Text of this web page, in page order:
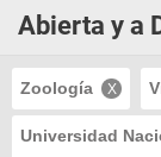
Abierta y a
Zoología
Universidad